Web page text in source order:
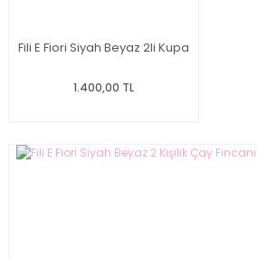
Fili E Fiori Siyah Beyaz 2li Kupa
1.400,00 TL